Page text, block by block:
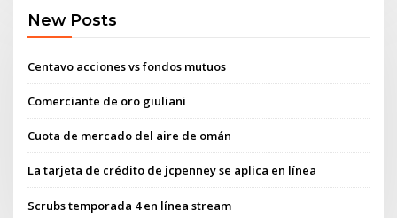
New Posts
Centavo acciones vs fondos mutuos
Comerciante de oro giuliani
Cuota de mercado del aire de omán
La tarjeta de crédito de jcpenney se aplica en línea
Scrubs temporada 4 en línea stream